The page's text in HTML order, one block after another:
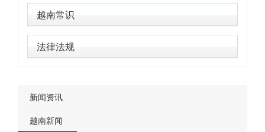
越南常识
法律法规
新闻资讯
越南新闻